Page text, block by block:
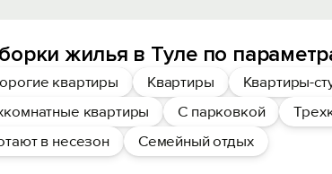
жилья в Туле по
квартиры Квартиры Квартиры-
квартиры
С парковкой
в несезон
Семейный отдых